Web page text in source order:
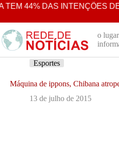
Pular
o
conteúdo
DAS INTENÇÕES DE
o
Esportes
Máquina de ippons, Chibana
13 de julho de 2015